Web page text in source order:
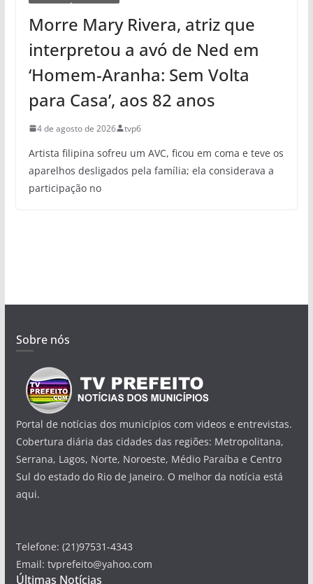
Morre Mary Rivera, atriz que
interpretou a avó de Ned em
‘Homem-Aranha: Sem Volta
para Casa’, aos 82 anos
4 de agosto de 2026 tvp6
Artista filipina sofreu um AVC, ficou em coma e teve os
aparelhos desligados pela família; ela considerava a
participação no
Sobre nós
Portal de notícias dos municípios com videos e entrevistas.
Cobertura diária das cidades das regiões: Metropolitana,
Serrana, Lagos, Norte, Noroeste, Médio Paraíba e Centro
Sul do estado do Rio de Janeiro. O melhor da notícia está
aqui.
Telefone: (21)97531-4343
Email: tvprefeito@yahoo.com
Últimas Notícias